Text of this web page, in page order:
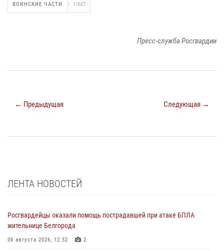
ВОИНСКИЕ ЧАСТИ 11657
Пресс-служба Росгвардии
← Предыдущая Следующая →
ЛЕНТА НОВОСТЕЙ
Росгвардейцы оказали помощь пострадавшей при атаке БПЛА
жительнице Белгорода
09 августа 2026, 12:52 2